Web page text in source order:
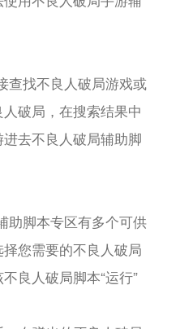
查找不良人破局游戏或
破局，在搜索结果中
去不良人破局辅助脚
助脚本专区有多个可供
您需要的不良人破局
良人破局脚本“运行”